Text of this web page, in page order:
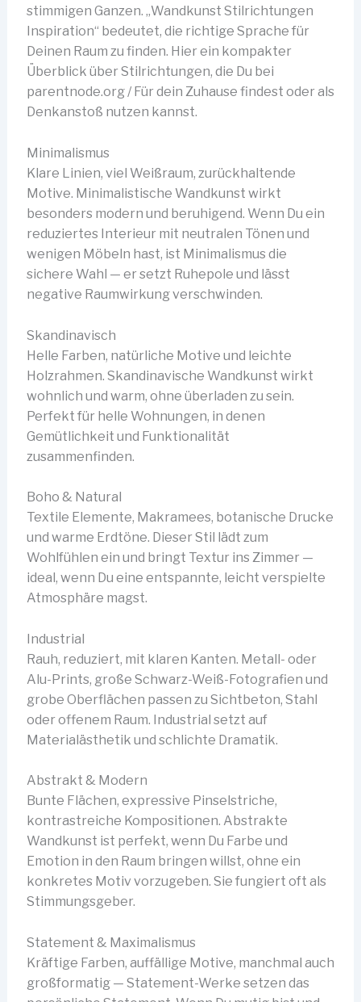
stimmigen Ganzen. „Wandkunst Stilrichtungen
Inspiration“ bedeutet, die richtige Sprache für
Deinen Raum zu finden. Hier ein kompakter
Überblick über Stilrichtungen, die Du bei
parentnode.org / Für dein Zuhause findest oder als
Denkanstoß nutzen kannst.
Minimalismus
Klare Linien, viel Weißraum, zurückhaltende
Motive. Minimalistische Wandkunst wirkt
besonders modern und beruhigend. Wenn Du ein
reduziertes Interieur mit neutralen Tönen und
wenigen Möbeln hast, ist Minimalismus die
sichere Wahl — er setzt Ruhepole und lässt
negative Raumwirkung verschwinden.
Skandinavisch
Helle Farben, natürliche Motive und leichte
Holzrahmen. Skandinavische Wandkunst wirkt
wohnlich und warm, ohne überladen zu sein.
Perfekt für helle Wohnungen, in denen
Gemütlichkeit und Funktionalität
zusammenfinden.
Boho & Natural
Textile Elemente, Makramees, botanische Drucke
und warme Erdtöne. Dieser Stil lädt zum
Wohlfühlen ein und bringt Textur ins Zimmer —
ideal, wenn Du eine entspannte, leicht verspielte
Atmosphäre magst.
Industrial
Rauh, reduziert, mit klaren Kanten. Metall- oder
Alu-Prints, große Schwarz-Weiß-Fotografien und
grobe Oberflächen passen zu Sichtbeton, Stahl
oder offenem Raum. Industrial setzt auf
Materialästhetik und schlichte Dramatik.
Abstrakt & Modern
Bunte Flächen, expressive Pinselstriche,
kontrastreiche Kompositionen. Abstrakte
Wandkunst ist perfekt, wenn Du Farbe und
Emotion in den Raum bringen willst, ohne ein
konkretes Motiv vorzugeben. Sie fungiert oft als
Stimmungsgeber.
Statement & Maximalismus
Kräftige Farben, auffällige Motive, manchmal auch
großformatig — Statement-Werke setzen das